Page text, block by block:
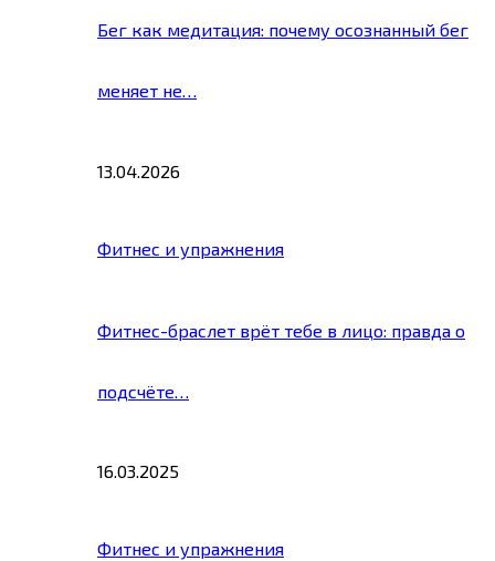
Бег как медитация: почему осознанный бег
меняет не…
13.04.2026
Фитнес и упражнения
Фитнес-браслет врёт тебе в лицо: правда о
подсчёте…
16.03.2025
Фитнес и упражнения